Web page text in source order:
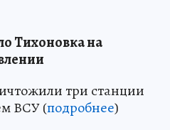
Тихоновка на
три станции
ВСУ (подробнее)